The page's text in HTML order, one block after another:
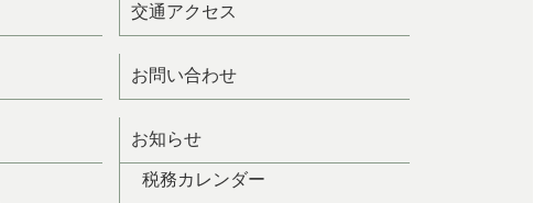
交通アクセス
お問い合わせ
お知らせ
税務カレンダー